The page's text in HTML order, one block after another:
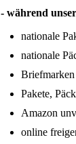
- während
nationale
nationale
Pakete,
Amazon
online